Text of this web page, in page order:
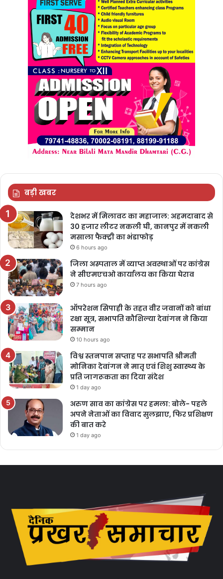
बड़ी खबर
देशभर में मिलावट का महाजाल: अहमदाबाद से
30 हजार लीटर नकली घी, कानपुर में नकली
मसाला फैक्ट्री का भंडाफोड़
6 hours ago
जिला अस्पताल में व्याप्त अवस्थाओं पर कांग्रेस
ने सीएमएचओ कार्यालय का किया घेराव
7 hours ago
ऑपरेशन सिपाही के तहत वीर जवानों को बांधा
रक्षा सूत्र, सभापति कौशिल्या देवांगन ने किया
सम्मान
10 hours ago
विश्व स्तनपान सप्ताह पर सभापति श्रीमती
मोनिका देवांगन ने मातृ एवं शिशु स्वास्थ्य के
प्रति जागरूकता का दिया संदेश
1 day ago
अरुण साव का कांग्रेस पर हमला: बोले- पहले
अपने नेताओं का विवाद सुलझाए, फिर प्रशिक्षण
की बात करे
1 day ago